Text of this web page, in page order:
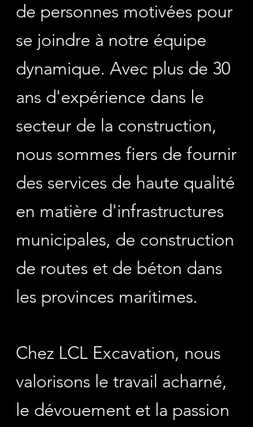
de personnes motivées pour
se joindre à notre équipe
dynamique. Avec plus de 30
ans d'expérience dans le
secteur de la construction,
nous sommes fiers de fournir
des services de haute qualité
en matière d'infrastructures
municipales, de construction
de routes et de béton dans
les provinces maritimes.
Chez LCL Excavation, nous
valorisons le travail acharné,
le dévouement et la passion